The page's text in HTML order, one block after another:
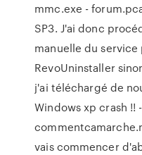
mmc.exe -
SP3. J'ai donc
manuelle du service
RevoUninstaller
j'ai téléchargé de
Windows xp crash !!
vais commencer